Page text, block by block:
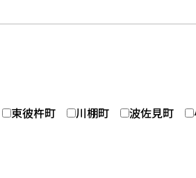
東彼杵町 川棚町 波佐見町